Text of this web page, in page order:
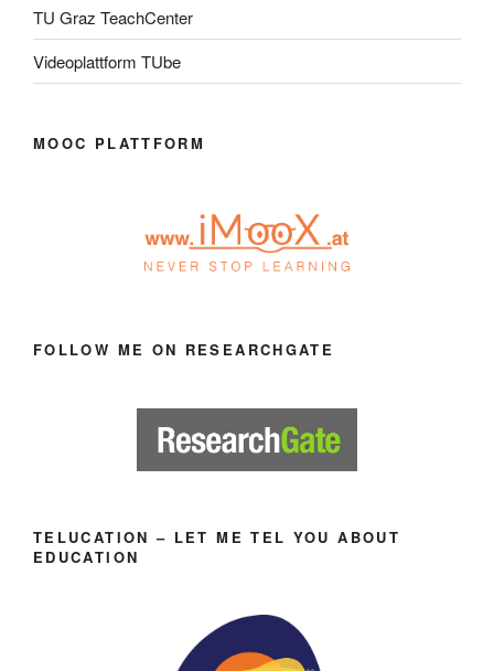
TU Graz TeachCenter
Videoplattform TUbe
MOOC PLATTFORM
FOLLOW ME ON RESEARCHGATE
TELUCATION – LET ME TEL YOU ABOUT
EDUCATION